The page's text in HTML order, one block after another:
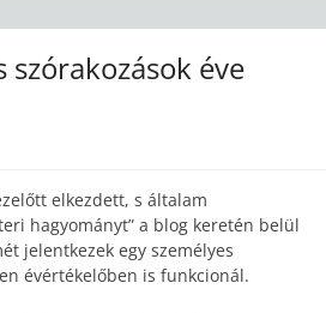
szórakozások éve
elkezdett, s általam
hagyományt” a blog keretén belül
jelentkezek egy személyes
évértékelőben is funkcionál.